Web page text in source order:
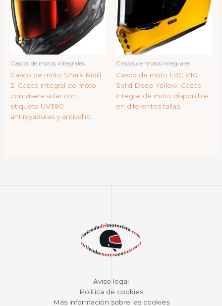
Cascos de motos integrales
Casco de moto Shark Ridill
2. Casco integral de moto
con visera solar con
etiqueta UV380
antirayaduras y antivaho.
Cascos de motos integrales
Casco de moto HJC V10
Solid Deep Yellow. Casco
integral de moto disponible
en diferentes tallas.
Aviso legal
Política de cookies
Más información sobre las cookies